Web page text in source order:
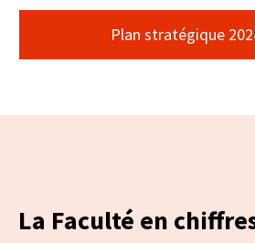
Ensemble
Plan stratégique
Boîte
La Faculté en